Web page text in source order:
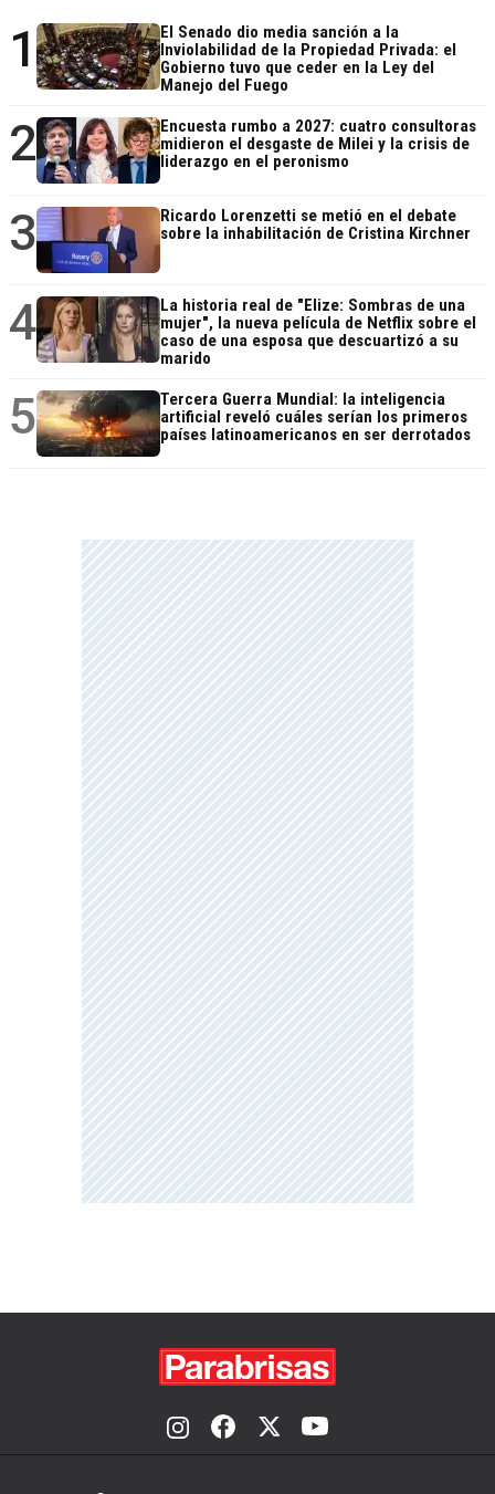
1
El Senado dio media sanción a la
Inviolabilidad de la Propiedad Privada: el
Gobierno tuvo que ceder en la Ley del
Manejo del Fuego
2
Encuesta rumbo a 2027: cuatro consultoras
midieron el desgaste de Milei y la crisis de
liderazgo en el peronismo
3
Ricardo Lorenzetti se metió en el debate
sobre la inhabilitación de Cristina Kirchner
4
La historia real de "Elize: Sombras de una
mujer", la nueva película de Netflix sobre el
caso de una esposa que descuartizó a su
marido
5
Tercera Guerra Mundial: la inteligencia
artificial reveló cuáles serían los primeros
países latinoamericanos en ser derrotados